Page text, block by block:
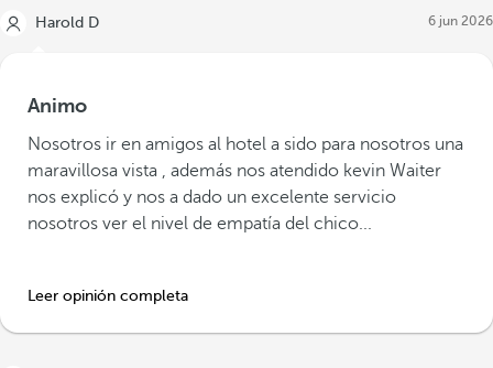
Harold D 6 jun 2026
Animo
Nosotros ir en amigos al hotel a sido para nosotros una
maravillosa vista , además nos atendido kevin Waiter
nos explicó y nos a dado un excelente servicio
nosotros ver el nivel de empatía del chico...
Leer opinión completa